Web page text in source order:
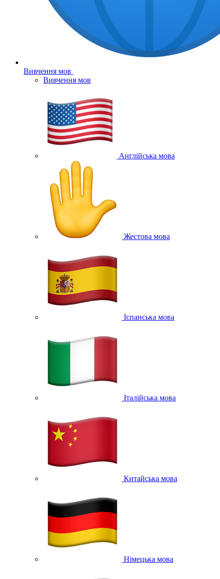
Вивчення мов
Вивчення мов
Англійська мова
Жестова мова
Іспанська мова
Італійська мова
Китайська мова
Німецька мова